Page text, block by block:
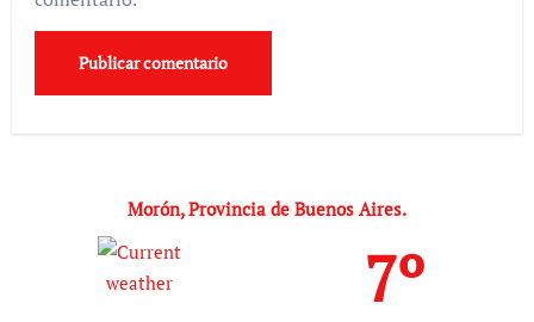
Morón, Provincia de Buenos Aires.
7º